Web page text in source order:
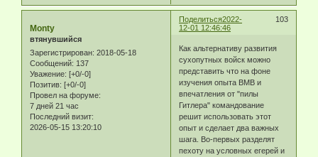
Поделиться 103
2022-
12-01 12:46:46
Monty
втянувшийся
Зарегистрирован: 2018-05-18
Сообщений: 137
Уважение: [+0/-0]
Позитив: [+0/-0]
Провел на форуме:
7 дней 21 час
Последний визит:
2026-05-15 13:20:10
Как альтернативу развития
сухопутных войск можно
представить что на фоне
изучения опыта ВМВ и
впечатления от "пилы
Гитлера" командование
решит использовать этот
опыт и сделает два важных
шага. Во-первых разделят
пехоту на условных егерей и